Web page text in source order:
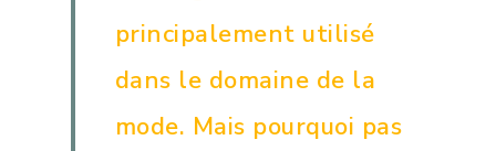
principalement utilisé
dans le domaine de la
mode. Mais pourquoi pas